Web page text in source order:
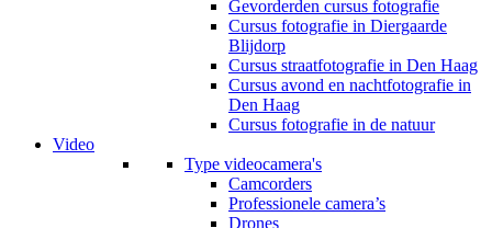
Gevorderden cursus fotografie
Cursus fotografie in Diergaarde
Blijdorp
Cursus straatfotografie in Den Haag
Cursus avond en nachtfotografie in
Den Haag
Cursus fotografie in de natuur
Video
Type videocamera's
Camcorders
Professionele camera’s
Drones